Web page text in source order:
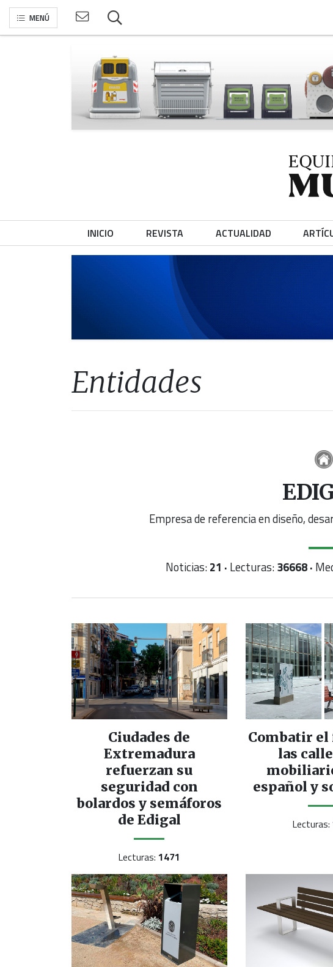
MENÚ
INICIO REVISTA ACTUALIDAD
Entidades
Empresa de referencia en diseño,
Noticias:21 · Lecturas:36668 ·
Ciudades de
Extremadura
refuerzan su
seguridad con
bolardos y semáforos
de Edigal
Lecturas:1471
Combatir el
las
español y
Lecturas: